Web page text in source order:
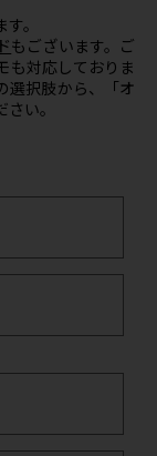
。
もございます。ご
も対応しておりま
選択肢から、「オ
い。